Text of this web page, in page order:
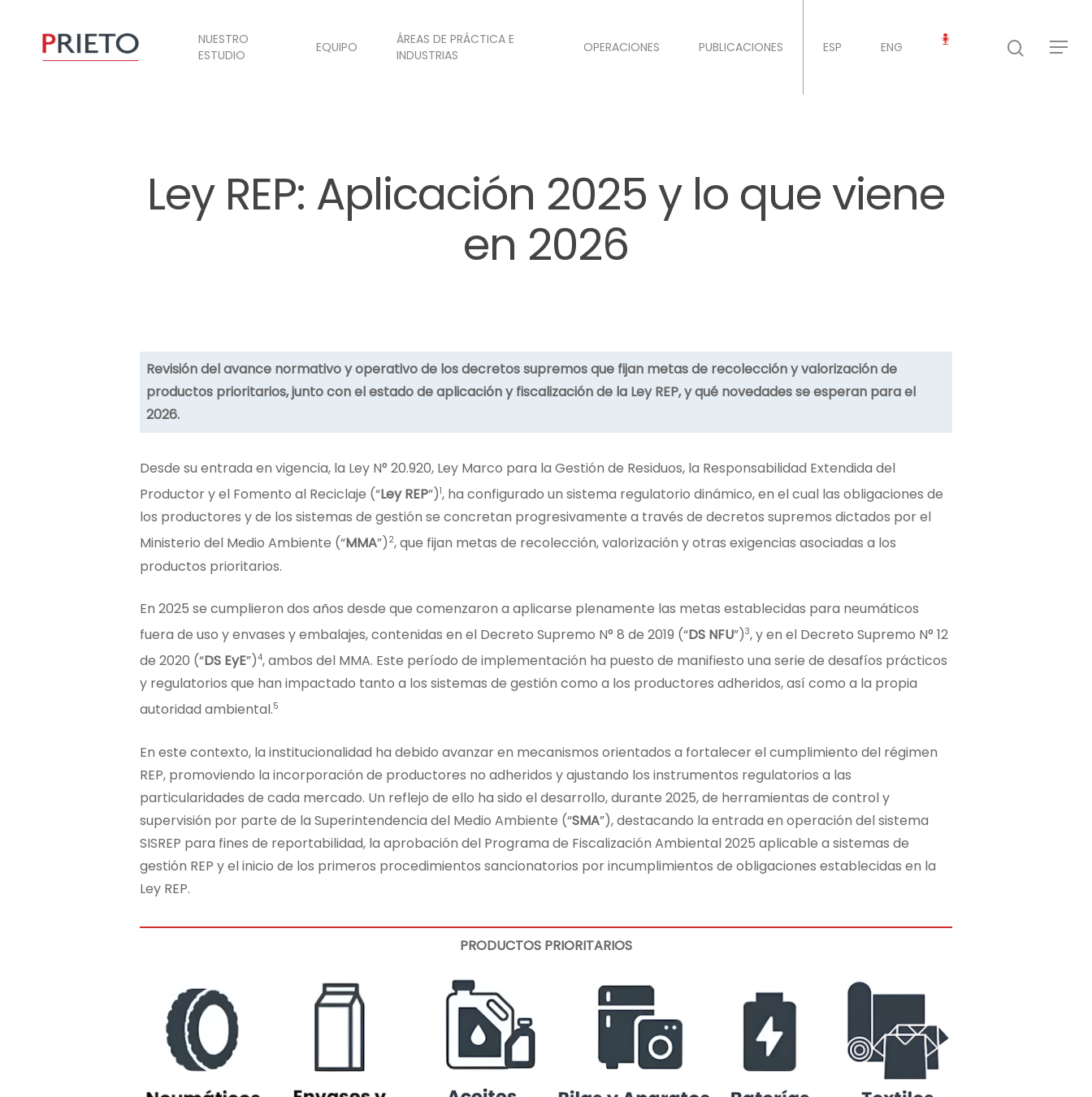
NUESTRO
ESTUDIO
EQUIPO
ÁREAS DE PRÁCTICA E
INDUSTRIAS
OPERACIONES PUBLICACIONES ESP ENG
Ley REP: Aplicación 2025 y lo que viene
en 2026
Revisión del avance normativo y operativo de los decretos supremos que fijan metas de recolección y valorización de
productos prioritarios, junto con el estado de aplicación y fiscalización de la Ley REP, y qué novedades se esperan para el
2026.
Desde su entrada en vigencia, la Ley N° 20.920, Ley Marco para la Gestión de Residuos, la Responsabilidad Extendida del
Productor y el Fomento al Reciclaje (“Ley REP”)1, ha configurado un sistema regulatorio dinámico, en el cual las obligaciones de
los productores y de los sistemas de gestión se concretan progresivamente a través de decretos supremos dictados por el
Ministerio del Medio Ambiente (“MMA”) 2, que fijan metas de recolección, valorización y otras exigencias asociadas a los
productos prioritarios.
En 2025 se cumplieron dos años desde que comenzaron a aplicarse plenamente las metas establecidas para neumáticos
fuera de uso y envases y embalajes, contenidas en el Decreto Supremo N° 8 de 2019 (“DS NFU”)3, y en el Decreto Supremo N° 12
de 2020 (“DS EyE”)4, ambos del MMA. Este período de implementación ha puesto de manifiesto una serie de desafíos prácticos
y regulatorios que han impactado tanto a los sistemas de gestión como a los productores adheridos, así como a la propia
autoridad ambiental.5
En este contexto, la institucionalidad ha debido avanzar en mecanismos orientados a fortalecer el cumplimiento del régimen
REP, promoviendo la incorporación de productores no adheridos y ajustando los instrumentos regulatorios a las
particularidades de cada mercado. Un reflejo de ello ha sido el desarrollo, durante 2025, de herramientas de control y
supervisión por parte de la Superintendencia del Medio Ambiente (“SMA”), destacando la entrada en operación del sistema
SISREP para fines de reportabilidad, la aprobación del Programa de Fiscalización Ambiental 2025 aplicable a sistemas de
gestión REP y el inicio de los primeros procedimientos sancionatorios por incumplimientos de obligaciones establecidas en la
Ley REP.
PRODUCTOS PRIORITARIOS